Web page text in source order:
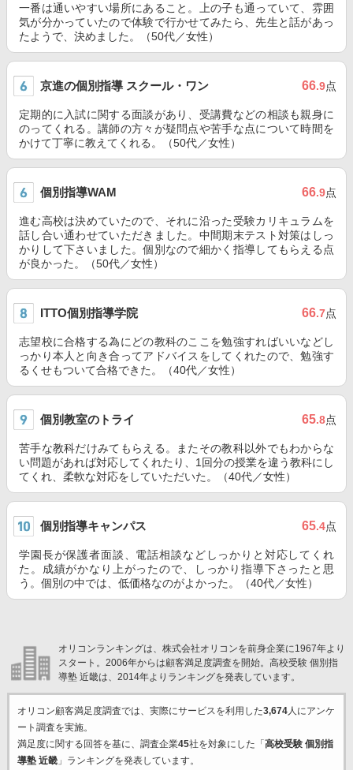
一番は通いやすい場所にあること。上の子も通っていて、雰囲
気が分かっていたので体験で行かせてみたら、先生と話があっ
たようで、決めました。（50代／女性）
京進の個別指導 スクール・ワン 66.9点
定期的に入試に関する面談があり、受講費などの相談も親身に
のってくれる。講師の方々が疑問点や苦手な点について時間を
かけて丁寧に教えてくれる。（50代／女性）
個別指導WAM 66.9点
進む高校は決めていたので、それに沿った受験カリキュラムを
話し合い通わせていただきました。中間期末テスト対策はしっ
かりして下さいました。個別なので細かく指導してもらえる点
が良かった。（50代／女性）
ITTO個別指導学院 66.7点
志望校に合格する為にどの教科のここを勉強すればいいなどし
っかり本人と向き合ってアドバイスをしてくれたので、勉強す
るくせもついて合格できた。（40代／女性）
個別教室のトライ 65.8点
苦手な教科だけみてもらえる。またその教科以外でもわからな
い問題があれば対応してくれたり、1回分の授業を違う教科にし
てくれ、柔軟な対応をしていただいた。（40代／女性）
個別指導キャンパス 65.4点
学園長が保護者面談、電話相談などしっかりと対応してくれ
た。成績がかなり上がったので、しっかり指導下さったと思
う。個別の中では、低価格なのがよかった。（40代／女性）
オリコンランキングは、株式会社オリコンを前身企業に1967年より
スタート。2006年からは顧客満足度調査を開始。高校受験 個別指
導塾 近畿は、2014年よりランキングを発表しています。
オリコン顧客満足度調査では、実際にサービスを利用した3,674人にアンケ
ート調査を実施。
満足度に関する回答を基に、調査企業45社を対象にした「 高校受験 個別指
導塾 近畿」ランキングを発表しています。